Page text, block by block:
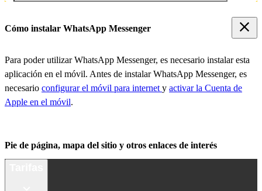
Cómo instalar WhatsApp Messenger
Para poder utilizar WhatsApp Messenger, es necesario instalar esta
aplicación en el móvil. Antes de instalar WhatsApp Messenger, es
necesario configurar el móvil para internet y activar la Cuenta de
Apple en el móvil.
Pie de página, mapa del sitio y otros enlaces de interés